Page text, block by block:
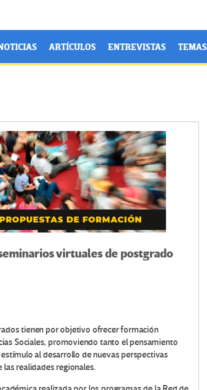
ARTÍCULOS ENTREVISTAS TEMAS
virtuales de postgrado
tienen por objetivo ofrecer formación
Sociales, promoviendo tanto el pensamiento
al desarrollo de nuevas perspectivas
realidades regionales.